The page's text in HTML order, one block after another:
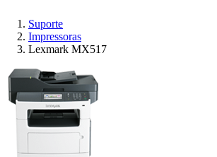
Suporte
Impressoras
Lexmark MX517